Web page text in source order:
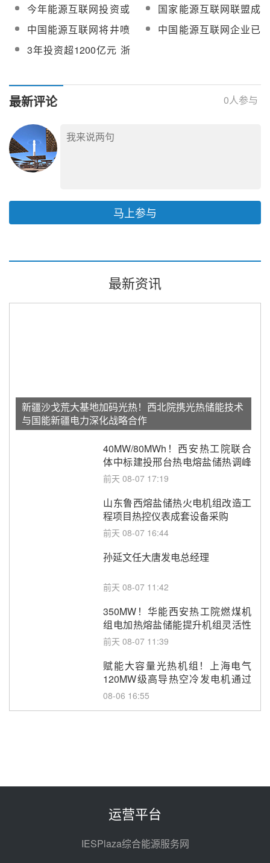
亿元 打造能源互联网样
板间
力市场资源配置
今年能源互联网投资或
将超400亿
国家能源互联网联盟成
立 未来5年增长率将维
持18.5%
中国能源互联网将井喷
式发展 2020年市场规模
将破9400亿美元
中国能源互联网企业已
3年投资超1200亿元 浙
最新评论 0人参与
马上参与
最新资讯
新疆沙戈荒大基地加码光热！西北院携光热储能技术
与国能新疆电力深化战略合作
40MW/80MWh！西安热工院联合
体中标建投邢台热电熔盐储热调峰
调频改造EPC项目
前天 08-07 17:19
山东鲁西熔盐储热火电机组改造工
程项目热控仪表成套设备采购
前天 08-07 16:44
孙延文任大唐发电总经理
前天 08-07 11:42
350MW！华能西安热工院燃煤机
组电加热熔盐储能提升机组灵活性
改造项目初步设计第三方评审服务
前天 08-07 11:39
赋能大容量光热机组！上海电气
120MW级高导热空冷发电机通过
型式试验
08-06 16:55
100MW光工程性能试验采购
光热示范电站二列蒸汽发生器设备
运营平台
IESPlaza综合能源服务网